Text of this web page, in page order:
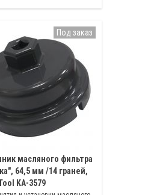
масляного фильтра
64,5 мм /14 граней,
KA-3579
Под заказ